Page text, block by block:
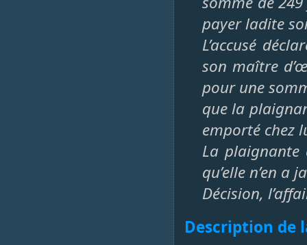
payer ladite
L’accusé
son maître
pour une
que la
emporté chez
La plaignante
qu’elle n’en a
Décision,
Description de